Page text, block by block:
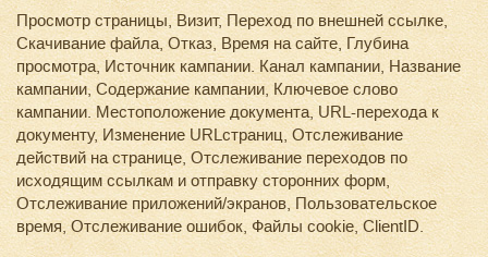
Просмотр страницы, Визит, Переход по внешней ссылке,
Скачивание файла, Отказ, Время на сайте, Глубина
просмотра, Источник кампании. Канал кампании, Название
кампании, Содержание кампании, Ключевое слово
кампании. Местоположение документа, URL-перехода к
документу, Изменение URLстраниц, Отслеживание
действий на странице, Отслеживание переходов по
исходящим ссылкам и отправку сторонних форм,
Отслеживание приложений/экранов, Пользовательское
время, Отслеживание ошибок, Файлы cookie, ClientID.